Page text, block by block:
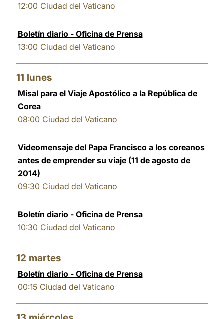
12:00 Ciudad del Vaticano
Boletín diario - Oficina de Prensa
13:00 Ciudad del Vaticano
11 lunes
Misal para el Viaje Apostólico a la República de
Corea
08:00 Ciudad del Vaticano
Videomensaje del Papa Francisco a los coreanos
antes de emprender su viaje (11 de agosto de
2014)
09:30 Ciudad del Vaticano
Boletín diario - Oficina de Prensa
10:30 Ciudad del Vaticano
12 martes
Boletín diario - Oficina de Prensa
00:15 Ciudad del Vaticano